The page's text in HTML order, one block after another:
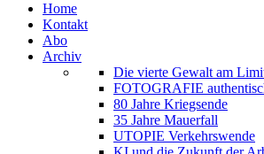
Home
Kontakt
Abo
Archiv
Die vierte Gewalt am
FOTOGRAFIE
80 Jahre Kriegsende
35 Jahre Mauerfall
UTOPIE Verkehrswende